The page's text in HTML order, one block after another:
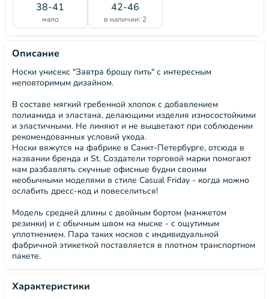
38-41
мало
42-46
в наличии: 2
Описание
Носки унисекс "Завтра брошу пить" с интересным
неповторимым дизайном.
В составе мягкий гребенной хлопок с добавлением
полиамида и эластана, делающими изделия износостойкими
и эластичными. Не линяют и не выцветают при соблюдении
рекомендованных условий ухода.
Носки вяжутся на фабрике в Санкт-Петербурге, отсюда в
названии бренда и St. Создатели торговой марки помогают
нам разбавлять скучные офисные будни своими
необычными моделями в стиле Casual Friday - когда можно
ослабить дресс-код и повеселиться!
Модель средней длины с двойным бортом (манжетом
резинки) и с обычным швом на мыске - с ощутимым
уплотнением. Пара таких носков с индивидуальной
фабричной этикеткой поставляется в плотном транспортном
пакете.
Характеристики